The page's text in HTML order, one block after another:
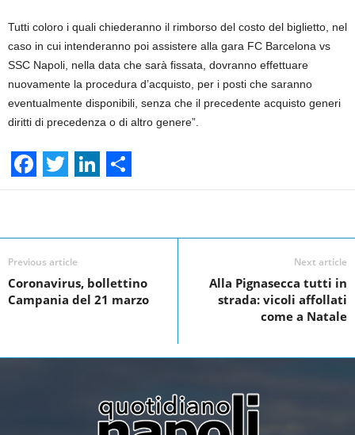
Tutti coloro i quali chiederanno il rimborso del costo del biglietto, nel
caso in cui intenderanno poi assistere alla gara FC Barcelona vs
SSC Napoli, nella data che sarà fissata, dovranno effettuare
nuovamente la procedura d’acquisto, per i posti che saranno
eventualmente disponibili, senza che il precedente acquisto generi
diritti di precedenza o di altro genere”.
F
c
e
b
k
T
i
t
t
L
n
k
e
n
S
a
e
Previous article
Coronavirus, bollettino
Campania del 21 marzo
Next article
Alla Pignasecca tutti in
strada: vicoli affollati
come a Natale